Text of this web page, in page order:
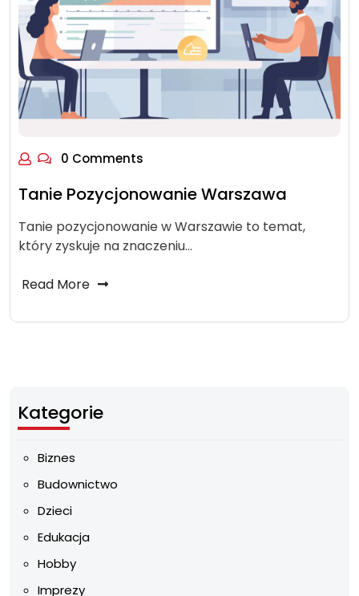
0 Comments
Tanie Pozycjonowanie Warszawa
Tanie pozycjonowanie w Warszawie to temat,
który zyskuje na znaczeniu…
Read More
Kategorie
Biznes
Budownictwo
Dzieci
Edukacja
Hobby
Imprezy